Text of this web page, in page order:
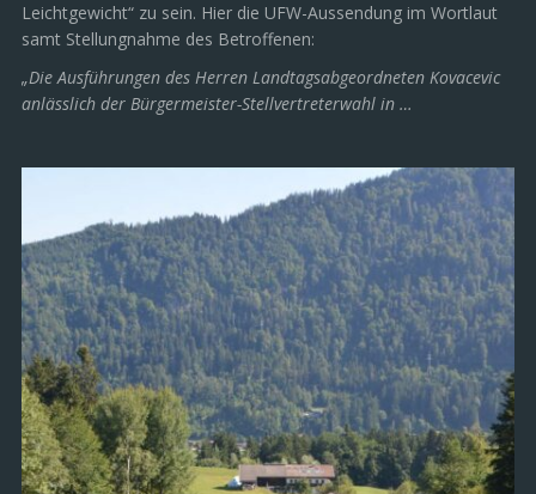
Leichtgewicht“ zu sein. Hier die UFW-Aussendung im Wortlaut
samt Stellungnahme des Betroffenen:
„Die Ausführungen des Herren Landtagsabgeordneten Kovacevic
anlässlich der Bürgermeister-Stellvertreterwahl in …